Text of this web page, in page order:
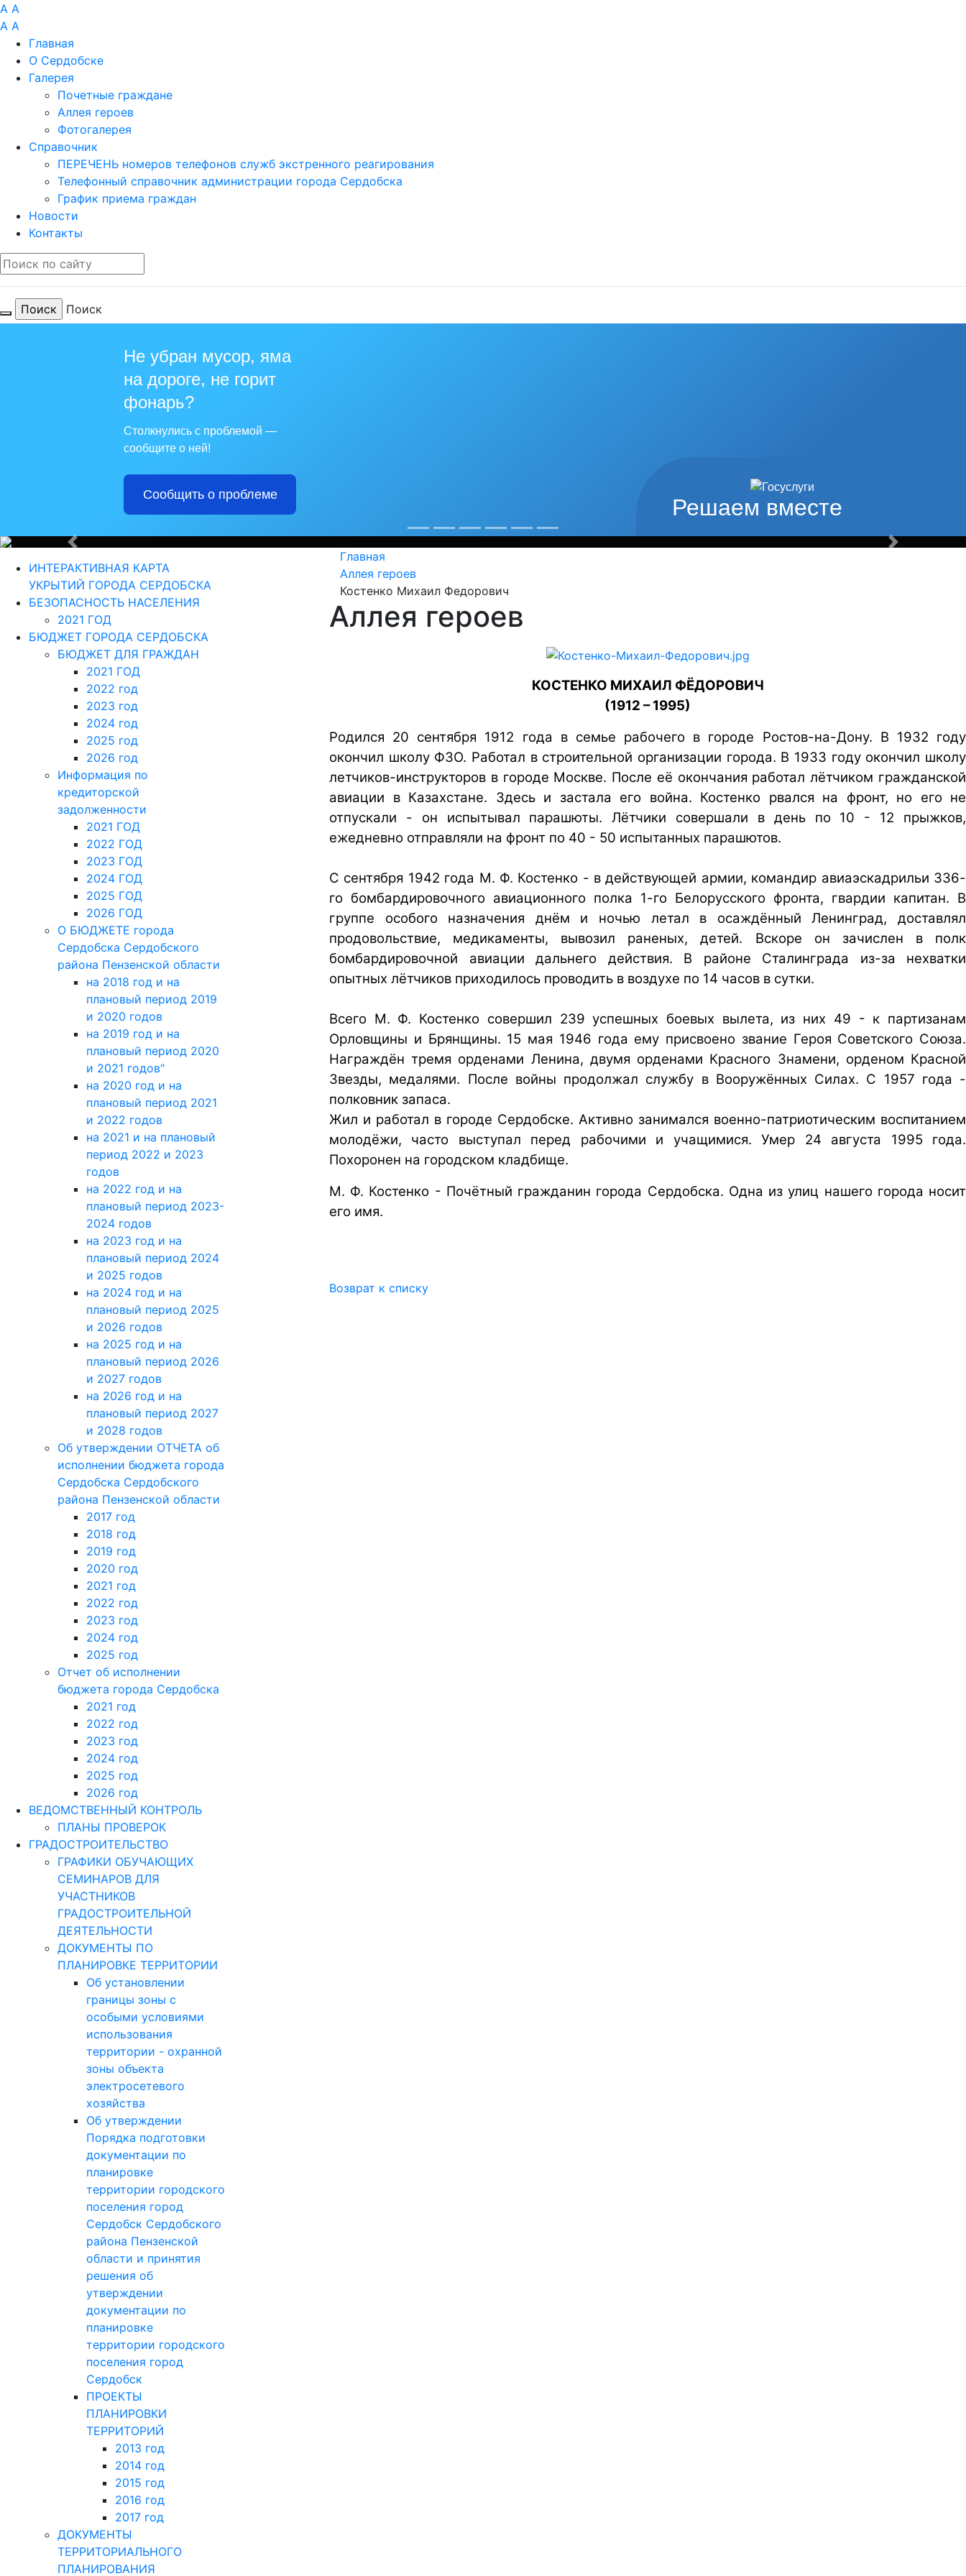
A A
A A
Главная
О Сердобске
Галерея
Почетные граждане
Аллея героев
Фотогалерея
Справочник
ПЕРЕЧЕНЬ номеров телефонов служб экстренного реагирования
Телефонный справочник администрации города Сердобска
График приема граждан
Новости
Контакты
Поиск
Решаем вместе
Не убран мусор, яма
на дороге, не горит
фонарь?
Столкнулись с проблемой —
сообщите о ней!
Сообщить о проблеме Из года в год крепнет среди сердобчан авторитет физической культуры и спорта
Назад
Вперед
ИНТЕРАКТИВНАЯ КАРТА
УКРЫТИЙ ГОРОДА СЕРДОБСКА
БЕЗОПАСНОСТЬ НАСЕЛЕНИЯ
2021 ГОД
БЮДЖЕТ ГОРОДА СЕРДОБСКА
БЮДЖЕТ ДЛЯ ГРАЖДАН
2021 ГОД
2022 год
2023 год
2024 год
2025 год
2026 год
Информация по
кредиторской
задолженности
2021 ГОД
2022 ГОД
2023 ГОД
2024 ГОД
2025 ГОД
2026 ГОД
О БЮДЖЕТЕ города
Сердобска Сердобского
района Пензенской области
на 2018 год и на
плановый период 2019
и 2020 годов
на 2019 год и на
плановый период 2020
и 2021 годов"
на 2020 год и на
плановый период 2021
и 2022 годов
на 2021 и на плановый
период 2022 и 2023
годов
на 2022 год и на
плановый период 2023-
2024 годов
на 2023 год и на
плановый период 2024
и 2025 годов
на 2024 год и на
плановый период 2025
и 2026 годов
на 2025 год и на
плановый период 2026
и 2027 годов
на 2026 год и на
плановый период 2027
и 2028 годов
Об утверждении ОТЧЕТА об
исполнении бюджета города
Сердобска Сердобского
района Пензенской области
2017 год
2018 год
2019 год
2020 год
2021 год
2022 год
2023 год
2024 год
2025 год
Отчет об исполнении
бюджета города Сердобска
2021 год
2022 год
2023 год
2024 год
2025 год
2026 год
ВЕДОМСТВЕННЫЙ КОНТРОЛЬ
ПЛАНЫ ПРОВЕРОК
ГРАДОСТРОИТЕЛЬСТВО
ГРАФИКИ ОБУЧАЮЩИХ
СЕМИНАРОВ ДЛЯ
УЧАСТНИКОВ
ГРАДОСТРОИТЕЛЬНОЙ
ДЕЯТЕЛЬНОСТИ
ДОКУМЕНТЫ ПО
ПЛАНИРОВКЕ ТЕРРИТОРИИ
Об установлении
границы зоны с
особыми условиями
использования
территории - охранной
зоны объекта
электросетевого
хозяйства
Об утверждении
Порядка подготовки
документации по
планировке
территории городского
поселения город
Сердобск Сердобского
района Пензенской
области и принятия
решения об
утверждении
документации по
планировке
территории городского
поселения город
Сердобск
ПРОЕКТЫ
ПЛАНИРОВКИ
ТЕРРИТОРИЙ
2013 год
2014 год
2015 год
2016 год
2017 год
ДОКУМЕНТЫ
ТЕРРИТОРИАЛЬНОГО
ПЛАНИРОВАНИЯ
Главная
Аллея героев
Костенко Михаил Федорович
Аллея героев
КОСТЕНКО МИХАИЛ ФЁДОРОВИЧ
(1912 – 1995)
Родился 20 сентября 1912 года в семье рабочего в городе Ростов-на-Дону. В 1932 году
окончил школу ФЗО. Работал в строительной организации города. В 1933 году окончил школу
летчиков-инструкторов в городе Москве. После её окончания работал лётчиком гражданской
авиации в Казахстане. Здесь и застала его война. Костенко рвался на фронт, но его не
отпускали - он испытывал парашюты. Лётчики совершали в день по 10 - 12 прыжков,
ежедневно отправляли на фронт по 40 - 50 испытанных парашютов.
С сентября 1942 года М. Ф. Костенко - в действующей армии, командир авиаэскадрильи 336-
го бомбардировочного авиационного полка 1-го Белорусского фронта, гвардии капитан. В
группе особого назначения днём и ночью летал в осаждённый Ленинград, доставлял
продовольствие, медикаменты, вывозил раненых, детей. Вскоре он зачислен в полк
бомбардировочной авиации дальнего действия. В районе Сталинграда из-за нехватки
опытных лётчиков приходилось проводить в воздухе по 14 часов в сутки.
Всего М. Ф. Костенко совершил 239 успешных боевых вылета, из них 49 - к партизанам
Орловщины и Брянщины. 15 мая 1946 года ему присвоено звание Героя Советского Союза.
Награждён тремя орденами Ленина, двумя орденами Красного Знамени, орденом Красной
Звезды, медалями. После войны продолжал службу в Вооружённых Силах. С 1957 года -
полковник запаса.
Жил и работал в городе Сердобске. Активно занимался военно-патриотическим воспитанием
молодёжи, часто выступал перед рабочими и учащимися. Умер 24 августа 1995 года.
Похоронен на городском кладбище.
М. Ф. Костенко - Почётный гражданин города Сердобска. Одна из улиц нашего города носит
его имя.
Возврат к списку